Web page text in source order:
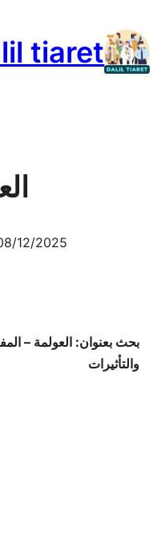
إلى
المحتوى
tiaret
12/2025
بحث بعنوان: العولمة –
والتأثيرات